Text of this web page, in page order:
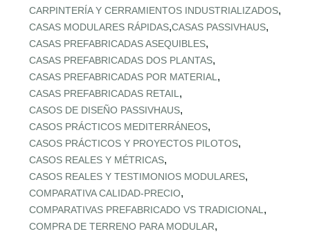
CARPINTERÍA Y CERRAMIENTOS INDUSTRIALIZADOS,
CASAS MODULARES RÁPIDAS,CASAS PASSIVHAUS,
CASAS PREFABRICADAS ASEQUIBLES,
CASAS PREFABRICADAS DOS PLANTAS,
CASAS PREFABRICADAS POR MATERIAL ,
CASAS PREFABRICADAS RETAIL ,
CASOS DE DISEÑO PASSIVHAUS,
CASOS PRÁCTICOS MEDITERRÁNEOS,
CASOS PRÁCTICOS Y PROYECTOS PILOTOS,
CASOS REALES Y MÉTRICAS,
CASOS REALES Y TESTIMONIOS MODULARES,
COMPARATIVA CALIDAD‑PRECIO,
COMPARATIVAS PREFABRICADO VS TRADICIONAL ,
COMPRA DE TERRENO PARA MODULAR,